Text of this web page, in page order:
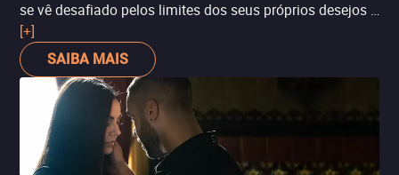
se vê desafiado pelos limites dos seus próprios desejos e
pela dinâmica de poder. Em uma ilha isolada no
arquipélago finlandês, a relação entre Saara e Robert se
transforma em uma luta tensa pela sobrevivência
emocional e psicológica. Com uma estética refinada e
uma reflexão profunda sobre os papéis de gênero, o filme
oferece uma poderosa análise das tensões que ainda
permeiam as relações contemporâneas.
[+]
SAIBA MAIS